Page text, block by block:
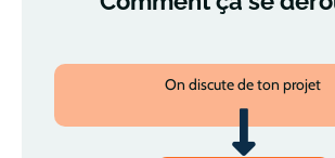
On discute de ton projet